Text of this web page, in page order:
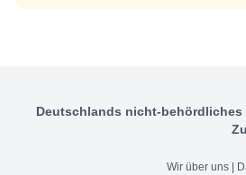
Deutschlands nicht-
Wir über uns